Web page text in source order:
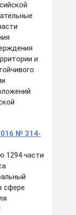
и
№ 314-
1294 части
сфере